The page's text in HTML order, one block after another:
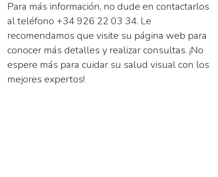
Para más información, no dude en contactarlos
al teléfono +34 926 22 03 34. Le
recomendamos que visite su página web para
conocer más detalles y realizar consultas. ¡No
espere más para cuidar su salud visual con los
mejores expertos!